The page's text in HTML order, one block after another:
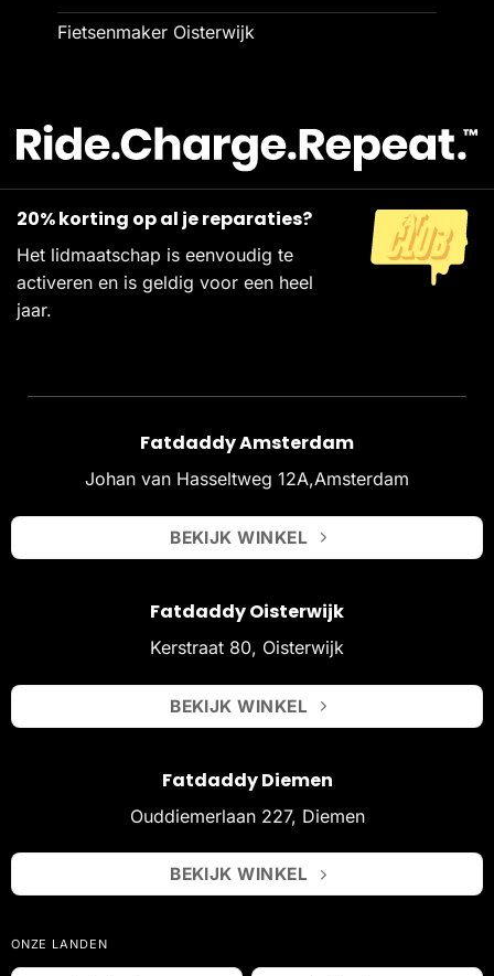
Fietsenmaker Oisterwijk
20% korting op al je reparaties?
Het lidmaatschap is eenvoudig te
activeren en is geldig voor een heel
jaar.
Fatdaddy Amsterdam
Johan van Hasseltweg 12A,Amsterdam
BEKIJK WINKEL
Fatdaddy Oisterwijk
Kerstraat 80, Oisterwijk
BEKIJK WINKEL
Fatdaddy Diemen
Ouddiemerlaan 227, Diemen
BEKIJK WINKEL
ONZE LANDEN